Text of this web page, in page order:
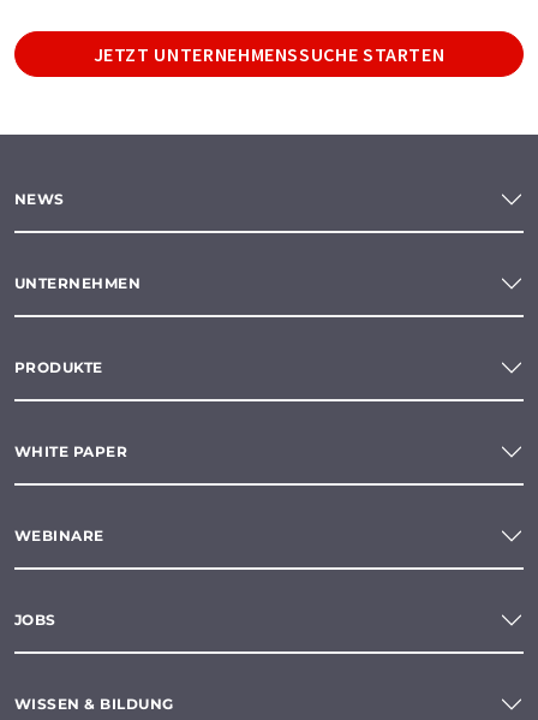
JETZT UNTERNEHMENSSUCHE STARTEN
NEWS
UNTERNEHMEN
PRODUKTE
WHITE PAPER
WEBINARE
JOBS
WISSEN & BILDUNG